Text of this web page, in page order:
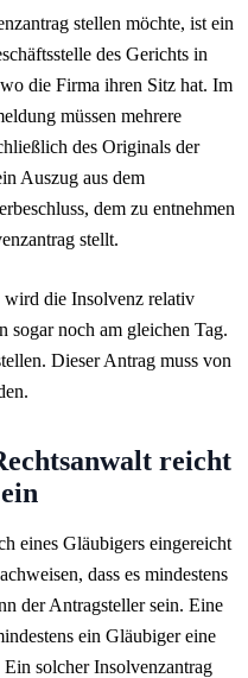
stellen möchte, ist ein
des Gerichts in
die Firma ihren Sitz hat. Im
müssen mehrere
des Originals der
Auszug aus dem
dem zu entnehmen
stellt.
wird die Insolvenz relativ
sogar noch am gleichen Tag.
Dieser Antrag muss von
reicht
eines Gläubigers eingereicht
dass es mindestens
der Antragsteller sein. Eine
ein Gläubiger eine
solcher Insolvenzantrag